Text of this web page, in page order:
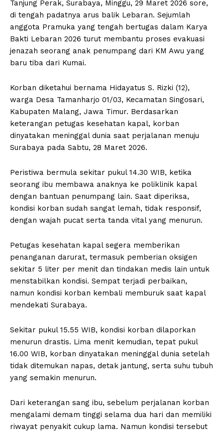
Tanjung Perak, Surabaya, Minggu, 29 Maret 2026 sore,
di tengah padatnya arus balik Lebaran. Sejumlah
anggota Pramuka yang tengah bertugas dalam Karya
Bakti Lebaran 2026 turut membantu proses evakuasi
jenazah seorang anak penumpang dari KM Awu yang
baru tiba dari Kumai.
Korban diketahui bernama Hidayatus S. Rizki (12),
warga Desa Tamanharjo 01/03, Kecamatan Singosari,
Kabupaten Malang, Jawa Timur. Berdasarkan
keterangan petugas kesehatan kapal, korban
dinyatakan meninggal dunia saat perjalanan menuju
Surabaya pada Sabtu, 28 Maret 2026.
Peristiwa bermula sekitar pukul 14.30 WIB, ketika
seorang ibu membawa anaknya ke poliklinik kapal
dengan bantuan penumpang lain. Saat diperiksa,
kondisi korban sudah sangat lemah, tidak responsif,
dengan wajah pucat serta tanda vital yang menurun.
Petugas kesehatan kapal segera memberikan
penanganan darurat, termasuk pemberian oksigen
sekitar 5 liter per menit dan tindakan medis lain untuk
menstabilkan kondisi. Sempat terjadi perbaikan,
namun kondisi korban kembali memburuk saat kapal
mendekati Surabaya.
Sekitar pukul 15.55 WIB, kondisi korban dilaporkan
menurun drastis. Lima menit kemudian, tepat pukul
16.00 WIB, korban dinyatakan meninggal dunia setelah
tidak ditemukan napas, detak jantung, serta suhu tubuh
yang semakin menurun.
Dari keterangan sang ibu, sebelum perjalanan korban
mengalami demam tinggi selama dua hari dan memiliki
riwayat penyakit cukup lama. Namun kondisi tersebut